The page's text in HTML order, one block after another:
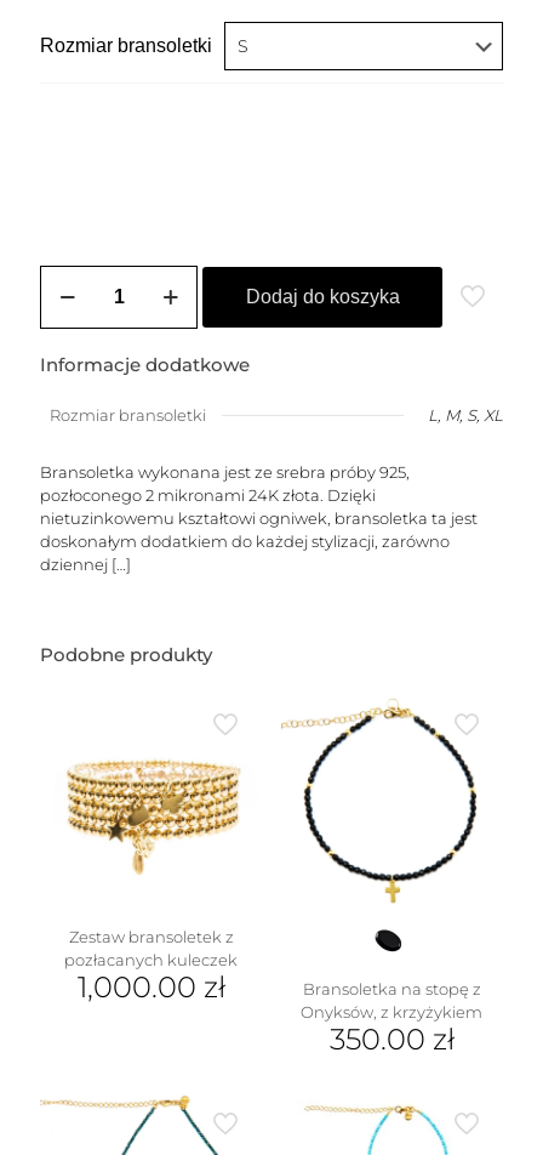
Rozmiar bransoletki
Bransoletka
Dodaj do koszyka
Informacje dodatkowe
Rozmiar bransoletki L, M, S, XL
Bransoletka wykonana jest ze srebra próby 925,
pozłoconego 2 mikronami 24K złota. Dzięki
nietuzinkowemu kształtowi ogniwek, bransoletka ta jest
doskonałym dodatkiem do każdej stylizacji, zarówno
dziennej […]
Podobne produkty
Zestaw bransoletek z
pozłacanych kuleczek
1,000.00 zł
Bransoletka na stopę z
Onyksów, z krzyżykiem
350.00 zł